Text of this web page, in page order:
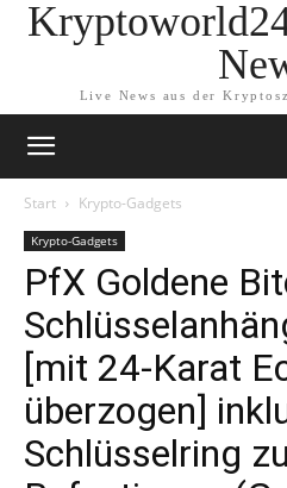
Live News aus der
Start Krypto-Gadgets
Krypto-Gadgets
PfX Goldene
[mit 24-Karat
überzogen]
Schlüsselring